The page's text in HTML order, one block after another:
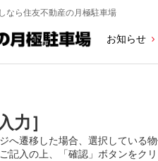
なら住友不動産の月極駐車場
お知らせ
力］
へ遷移した場合、選択している
記入の上、「確認」ボタンをクリ